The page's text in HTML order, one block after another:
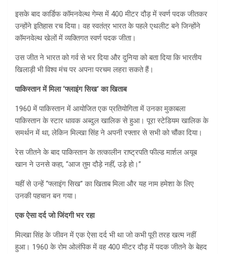
इसके बाद कार्डिफ कॉमनवेल्थ गेम्स में 400 मीटर दौड़ में स्वर्ण पदक जीतकर
उन्होंने इतिहास रच दिया। वह स्वतंत्र भारत के पहले एथलीट बने जिन्होंने
कॉमनवेल्थ खेलों में व्यक्तिगत स्वर्ण पदक जीता।
उस जीत ने भारत को गर्व से भर दिया और दुनिया को बता दिया कि भारतीय
खिलाड़ी भी विश्व मंच पर अपना परचम लहरा सकते हैं।
पाकिस्तान में मिला ‘फ्लाइंग सिख’ का खिताब
1960 में पाकिस्तान में आयोजित एक प्रतियोगिता में उनका मुकाबला
पाकिस्तान के स्टार धावक अब्दुल खालिक से हुआ। पूरा स्टेडियम खालिक के
समर्थन में था, लेकिन मिल्खा सिंह ने अपनी रफ्तार से सभी को चौंका दिया।
रेस जीतने के बाद पाकिस्तान के तत्कालीन राष्ट्रपति फील्ड मार्शल अयूब
खान ने उनसे कहा, “आज तुम दौड़े नहीं, उड़े हो।”
यहीं से उन्हें “फ्लाइंग सिख” का खिताब मिला और यह नाम हमेशा के लिए
उनकी पहचान बन गया।
एक ऐसा दर्द जो जिंदगी भर रहा
मिल्खा सिंह के जीवन में एक ऐसा दर्द भी था जो कभी पूरी तरह खत्म नहीं
हुआ। 1960 के रोम ओलंपिक में वह 400 मीटर दौड़ में पदक जीतने के बेहद